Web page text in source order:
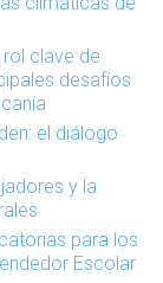
clave de
desafíos
el diálogo
y la
para los
Escolar